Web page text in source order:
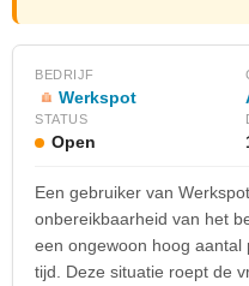
BEDRIJF
Werkspot
STATUS
Open
Een gebruiker van
onbereikbaarheid van het
een ongewoon hoog aantal
tijd. Deze situatie roept de